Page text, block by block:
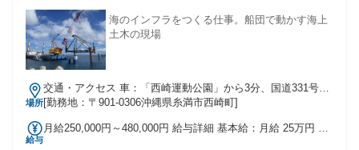
海のインフラをつくる仕事。船団で動かす海上
土木の現場
場所
交通・アクセス 車：「西崎運動公園」から3分、国道331号線
「西崎4丁目交差点」よりで2分 ／バス：「西崎小学校前」駅
[勤務地：〒901-0306沖縄県糸満市西崎町]
給与
月給250,000円～480,000円 給与詳細 基本給：月給 25万円 〜